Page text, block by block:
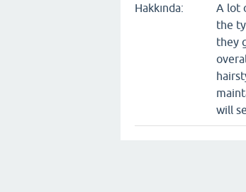
Hakkında:
A lot
the
they
will